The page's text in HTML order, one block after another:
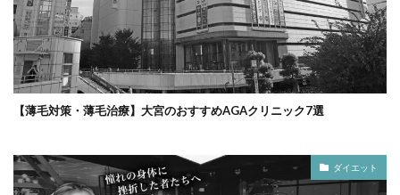
【薄毛対策・薄毛治療】大宮のおすすめAGAクリニック7選
ダイエット